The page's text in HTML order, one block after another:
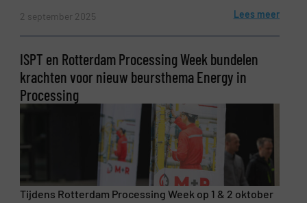
nieuwsbrieven.
CAPTCHA
2 september 2025 Lees meer
ISPT en Rotterdam Processing Week bundelen
krachten voor nieuw beursthema Energy in
Processing
Tijdens Rotterdam Processing Week op 1 & 2 oktober